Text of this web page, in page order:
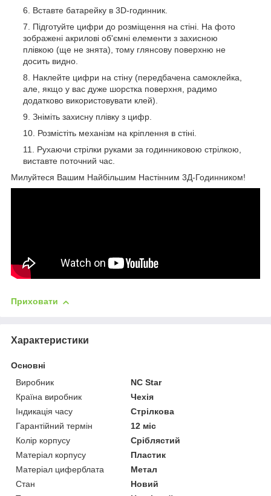
Вставте батарейку в 3D-годинник.
Підготуйте цифри до розміщення на стіні. На фото
зображені акрилові об'ємні елементи з захисною
плівкою (ще не знята), тому глянсову поверхню не
досить видно.
Наклейте цифри на стіну (передбачена самоклейка,
але, якщо у вас дуже шорстка поверхня, радимо
додатково використовувати клей).
Зніміть захисну плівку з цифр.
Розмістіть механізм на кріплення в стіні.
Рухаючи стрілки руками за годинниковою стрілкою,
виставте поточний час.
Милуйтеся Вашим Найбільшим Настінним 3Д-Годинником!
Приховати
Характеристики
Основні
Виробник
NC Star
Країна виробник
Чехія
Індикація часу
Стрілкова
Гарантійний термін
12 міс
Колір корпусу
Сріблястий
Матеріал корпусу
Пластик
Матеріал циферблата
Метал
Стан
Новий